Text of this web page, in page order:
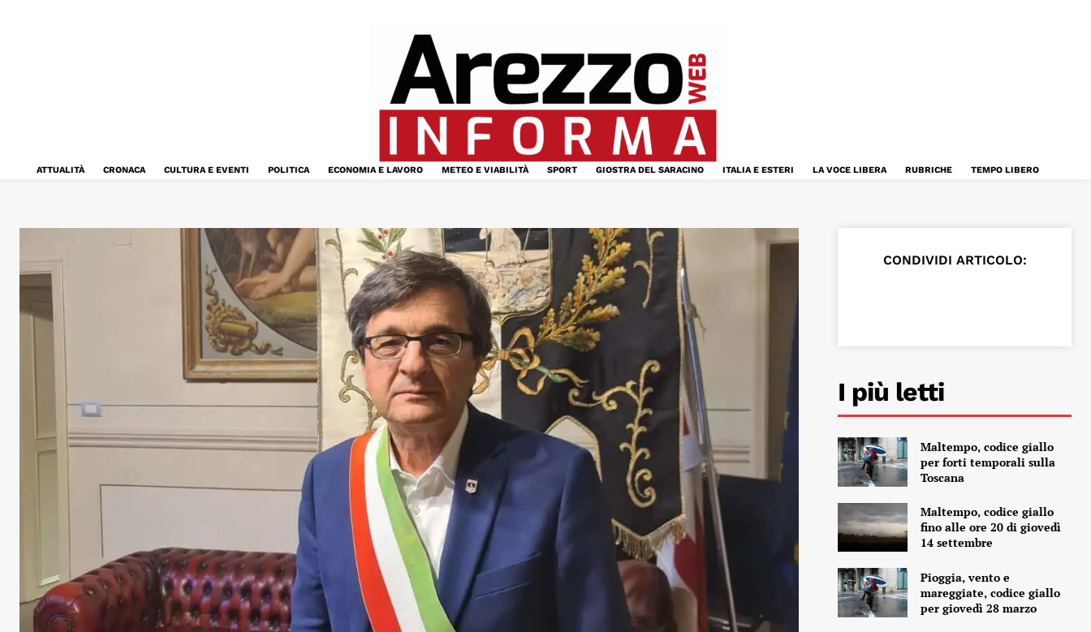
ATTUALITÀ CRONACA CULTURA E EVENTI POLITICA ECONOMIA E LAVORO METEO E VIABILITÀ SPORT GIOSTRA DEL SARACINO ITALIA E ESTERI LA VOCE LIBERA RUBRICHE TEMPO LIBERO
CONDIVIDI ARTICOLO:
I più letti
Maltempo, codice giallo
per forti temporali sulla
Toscana
Maltempo, codice giallo
fino alle ore 20 di giovedì
14 settembre
Pioggia, vento e
mareggiate, codice giallo
per giovedì 28 marzo